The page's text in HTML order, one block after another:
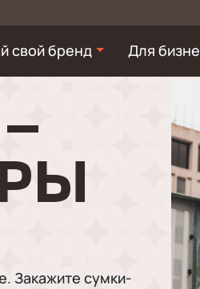
свой бренд Для
Закажите сумки-